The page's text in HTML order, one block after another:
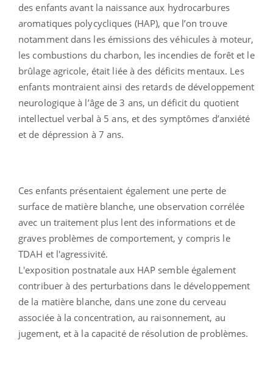
des enfants avant la naissance aux hydrocarbures
aromatiques polycycliques (HAP), que l’on trouve
notamment dans les émissions des véhicules à moteur,
les combustions du charbon, les incendies de forêt et le
brûlage agricole, était liée à des déficits mentaux. Les
enfants montraient ainsi des retards de développement
neurologique à l’âge de 3 ans, un déficit du quotient
intellectuel verbal à 5 ans, et des symptômes d’anxiété
et de dépression à 7 ans.
Ces enfants présentaient également une perte de
surface de matière blanche, une observation corrélée
avec un traitement plus lent des informations et de
graves problèmes de comportement, y compris le
TDAH et l'agressivité.
L'exposition postnatale aux HAP semble également
contribuer à des perturbations dans le développement
de la matière blanche, dans une zone du cerveau
associée à la concentration, au raisonnement, au
jugement, et à la capacité de résolution de problèmes.